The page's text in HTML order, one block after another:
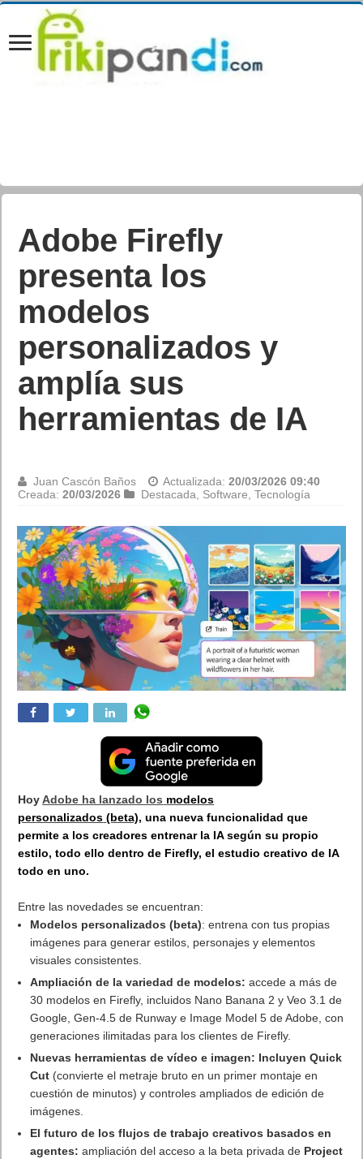
Adobe Firefly
presenta los
modelos
personalizados y
amplía sus
herramientas de IA
Juan Cascón Baños Actualizada:20/03/2026 09:40
Creada:20/03/2026 Destacada Software ,Tecnología
HoyAdobe ha lanzado los modelos
personalizados (beta), una nueva funcionalidad que
permite a los creadores entrenar la IA según su propio
estilo, todo ello dentro de Firefly, el estudio creativo de IA
todo en uno.
Entre las novedades se encuentran:
Modelos personalizados (beta): entrena con tus propias
imágenes para generar estilos, personajes y elementos
visuales consistentes.
Ampliación de la variedad de modelos: accede a más de
30 modelos en Firefly, incluidos Nano Banana 2 y Veo 3.1 de
Google, Gen-4.5 de Runway e Image Model 5 de Adobe, con
generaciones ilimitadas para los clientes de Firefly.
Nuevas herramientas de vídeo e imagen: Incluyen Quick
Cut (convierte el metraje bruto en un primer montaje en
cuestión de minutos) y controles ampliados de edición de
imágenes.
El futuro de los flujos de trabajo creativos basados en
agentes: ampliación del acceso a la beta privada de Project